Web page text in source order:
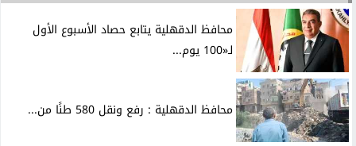
محافظ الدقهلية يتابع حصاد الأسبوع الأول
لـ«100 يوم...
محافظ الدقهلية : رفع ونقل 580 طنًا من...